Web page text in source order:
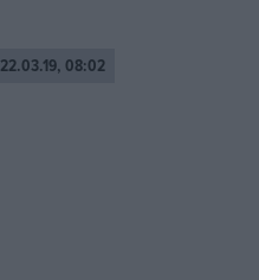
22.03.19, 08:02